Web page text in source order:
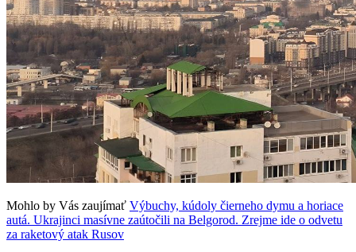
Mohlo by Vás zaujímať Výbuchy, kúdoly čierneho dymu a horiace
autá. Ukrajinci masívne zaútočili na Belgorod. Zrejme ide o odvetu
za raketový atak Rusov